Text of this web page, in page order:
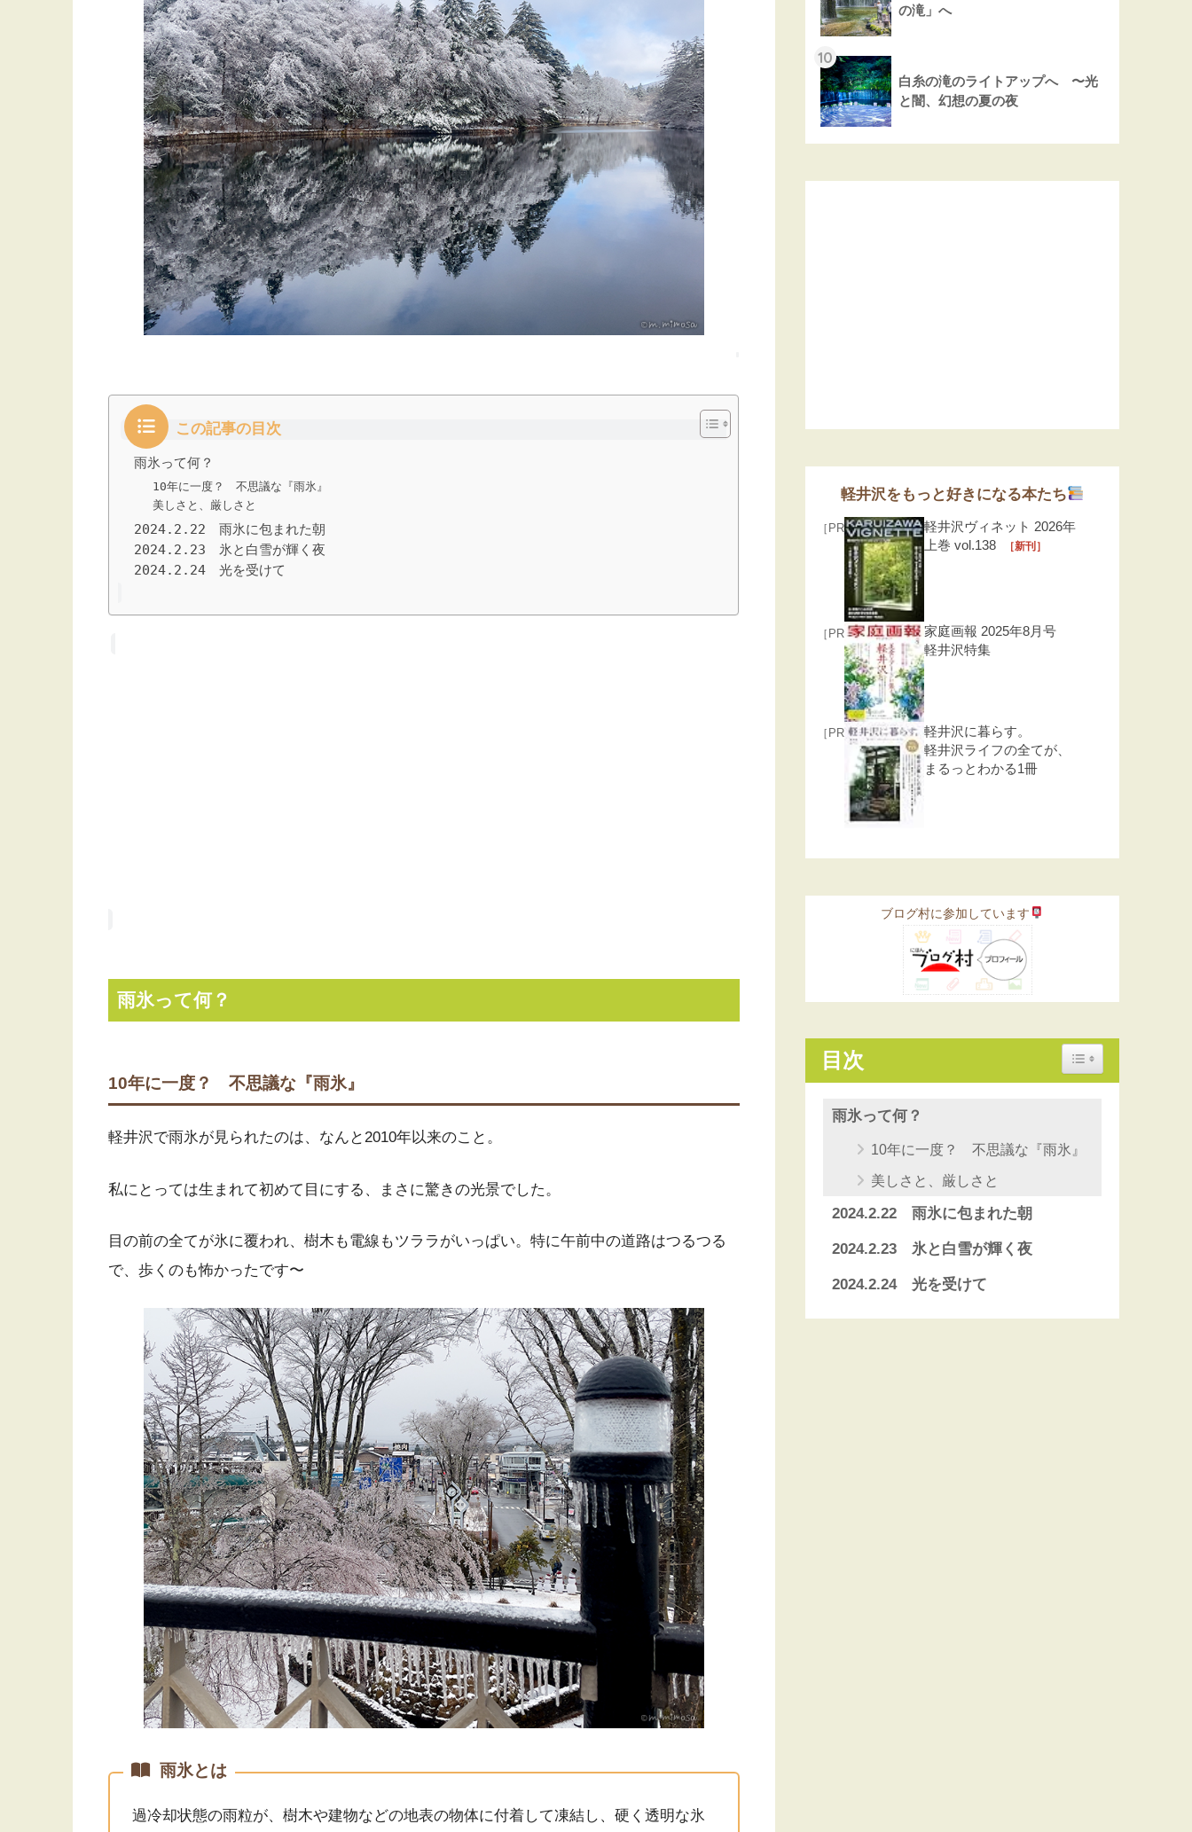
この記事の目次
雨氷って何？
10年に一度？ 不思議な『雨氷』
美しさと、厳しさと
2024.2.22 雨氷に包まれた朝
2024.2.23 氷と白雪が輝く夜
2024.2.24 光を受けて
雨氷って何？
10年に一度？ 不思議な『雨氷』
軽井沢で雨氷が見られたのは、なんと2010年以来のこと。
私にとっては生まれて初めて目にする、まさに驚きの光景でした。
目の前の全てが氷に覆われ、樹木も電線もツララがいっぱい。特に午前中の道路はつるつる
で、歩くのも怖かったです〜
雨氷とは
過冷却状態の雨粒が、樹木や建物などの地表の物体に付着して凍結し、硬く透明な氷
の滝」へ
10
白糸の滝のライトアップへ 〜光
と闇、幻想の夏の夜
軽井沢をもっと好きになる本たち
［PR］
軽井沢ヴィネット 2026年
上巻 vol.138
［新刊］
［PR］
家庭画報 2025年8月号
軽井沢特集
［PR］
軽井沢に暮らす。
軽井沢ライフの全てが、
まるっとわかる1冊
ブログ村に参加しています
目次 Toggle Table of
雨氷って何？
10年に一度？ 不思議な『雨氷』
美しさと、厳しさと
2024.2.22 雨氷に包まれた朝
2024.2.23 氷と白雪が輝く夜
2024.2.24 光を受けて